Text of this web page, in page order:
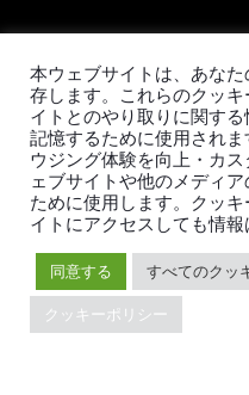
製品
TiDB
TiDB Cloud
TiDB Self-Managed
料金
本ウェブサイトは、あな
存します。これらのクッ
イトとのやり取りに関す
記憶するために使用され
ウジング体験を向上・カ
ェブサイトや他のメディ
ために使用します。クッ
イトにアクセスしても情報
同意する すべてのクッ
クッキーポリシー